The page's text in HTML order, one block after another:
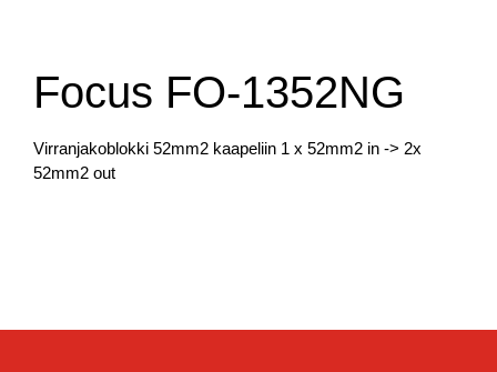
Focus FO-1352NG
Virranjakoblokki 52mm2 kaapeliin 1 x 52mm2 in -> 2x
52mm2 out